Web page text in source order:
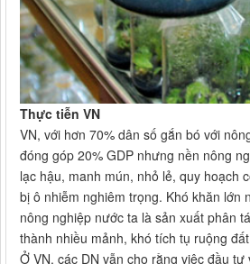
Thực tiễn VN
VN, với hơn 70% dân số gắn bó với
đóng góp 20% GDP nhưng nền nông
lạc hậu, manh mún, nhỏ lẻ, quy hoạch
bị ô nhiễm nghiêm trọng. Khó khăn lớn
nông nghiệp nước ta là sản xuất phân
thành nhiều mảnh, khó tích tụ ruộng
Ở VN, các DN vẫn cho rằng việc đầu